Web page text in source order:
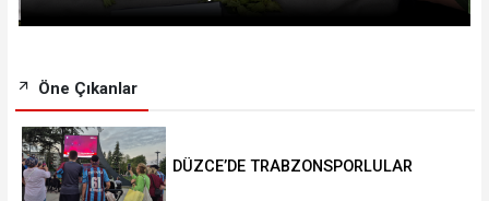
Öne Çıkanlar
DÜZCE’DE TRABZONSPORLULAR